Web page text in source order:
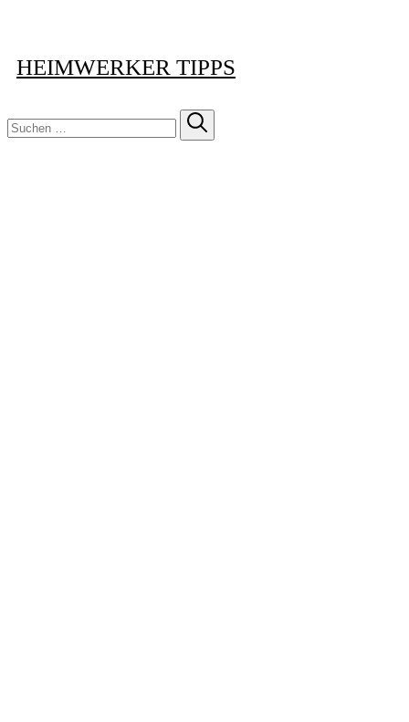
HEIMWERKER TIPPS
Suchen
nach: